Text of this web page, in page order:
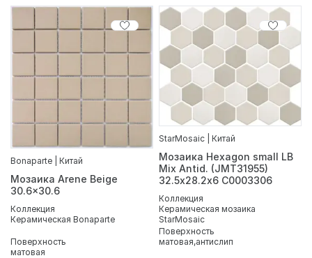
Bonaparte | Китай
Мозаика Arene Beige
30.6x30.6
Коллекция
Керамическая Bonaparte
Поверхность
матовая
StarMosaic | Китай
Мозаика Hexagon small LB
Mix Antid. (JMT31955)
32.5х28.2х6 С0003306
Коллекция
Керамическая мозаика
StarMosaic
Поверхность
матовая антислип